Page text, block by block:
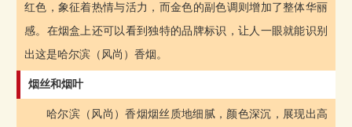
红色，象征着热情与活力，而金色的副色调则增加了整体华丽
感。在烟盒上还可以看到独特的品牌标识，让人一眼就能识别
出这是哈尔滨（风尚）香烟。
烟丝和烟叶
哈尔滨（风尚）香烟烟丝质地细腻，颜色深沉，展现出高